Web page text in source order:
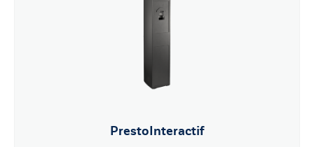
PrestoInteractif